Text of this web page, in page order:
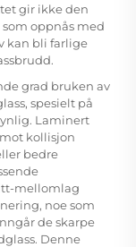
gir ikke den
oppnås med
kan bli farlige
grad bruken av
spesielt på
Laminert
kollisjon
bedre
mellomlag
noe som
de skarpe
Denne